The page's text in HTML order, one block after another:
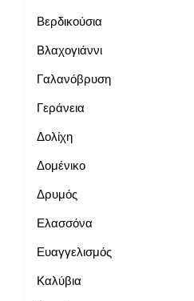
Βερδικούσια
Βλαχογιάννι
Γαλανόβρυση
Γεράνεια
Δολίχη
Δομένικο
Δρυμός
Ελασσόνα
Ευαγγελισμός
Καλύβια